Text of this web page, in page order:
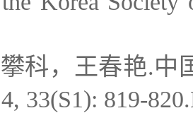
科，王春艳.中
33(S1): 819-